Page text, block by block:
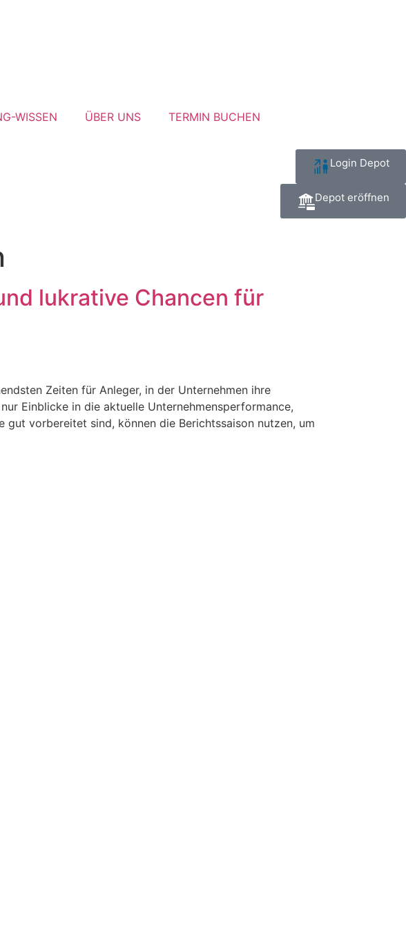
WISSEN ÜBER UNS TERMIN BUCHEN
Login Depot
Depot eröffnen
lukrative Chancen für
Zeiten für Anleger, in der Unternehmen ihre
Einblicke in die aktuelle Unternehmensperformance,
vorbereitet sind, können die Berichtssaison nutzen, um